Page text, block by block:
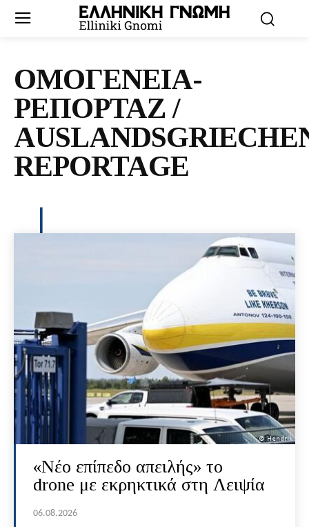
ΟΜΟΓΕΝΕΙΑ-
ΡΕΠΟΡΤΑΖ /
REPORTAGE
«Νέο επίπεδο απειλής» το
drone με εκρηκτικά στη Λειψία
06.08.2026